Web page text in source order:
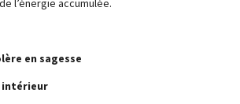
l’énergie accumulée.
en sagesse
intérieur